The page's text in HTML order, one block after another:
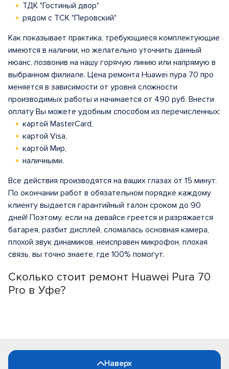
Сколько стоит ремонт Huawei Pura 70
Pro в Уфе?
ТДК "Гостиный двор"
рядом с ТСК "Перовский"
Как показывает практика, требующиеся комплектующие
имеются в наличии, но желательно уточнить данный
нюанс, позвонив на нашу горячую линию или напрямую в
выбранном филиале. Цена ремонта Huawei пура 70 про
меняется в зависимости от уровня сложности
производимых работы и начинается от 490 руб. Внести
оплату Вы можете удобным способом из перечисленных:
картой MasterCard,
картой Visa,
картой Мир,
наличными.
Все действия производятся на ваших глазах от 15 минут.
По окончании работ в обязательном порядке каждому
клиенту выдается гарантийный талон сроком до 90
дней! Поэтому, если на девайсе греется и разряжается
батарея, разбит дисплей, сломалась основная камера,
плохой звук динамиков, неисправен микрофон, плохая
связь, вы точно знаете, где 100% помогут.
Наверх